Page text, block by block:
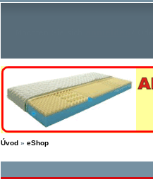
Úvod» eShop